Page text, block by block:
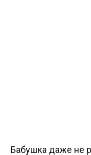
Бабушка даже не